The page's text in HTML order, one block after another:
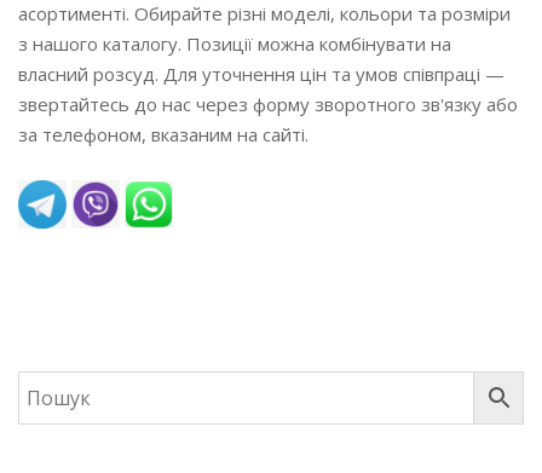
асортименті. Обирайте різні моделі, кольори та розміри
з нашого каталогу. Позиції можна комбінувати на
власний розсуд. Для уточнення цін та умов співпраці —
звертайтесь до нас через форму зворотного зв'язку або
за телефоном, вказаним на сайті.